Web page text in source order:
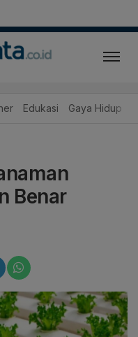
Edukasi Gaya Hidup
Benar